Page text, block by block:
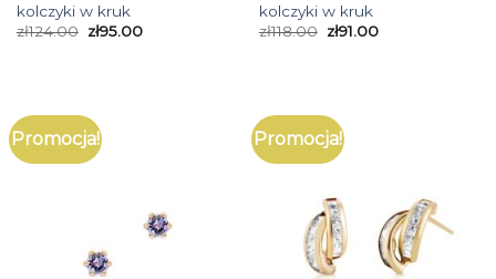
kolczyki w kruk
zł124.00 zł95.00
kolczyki w kruk
zł118.00 zł91.00
Promocja! Promocja!